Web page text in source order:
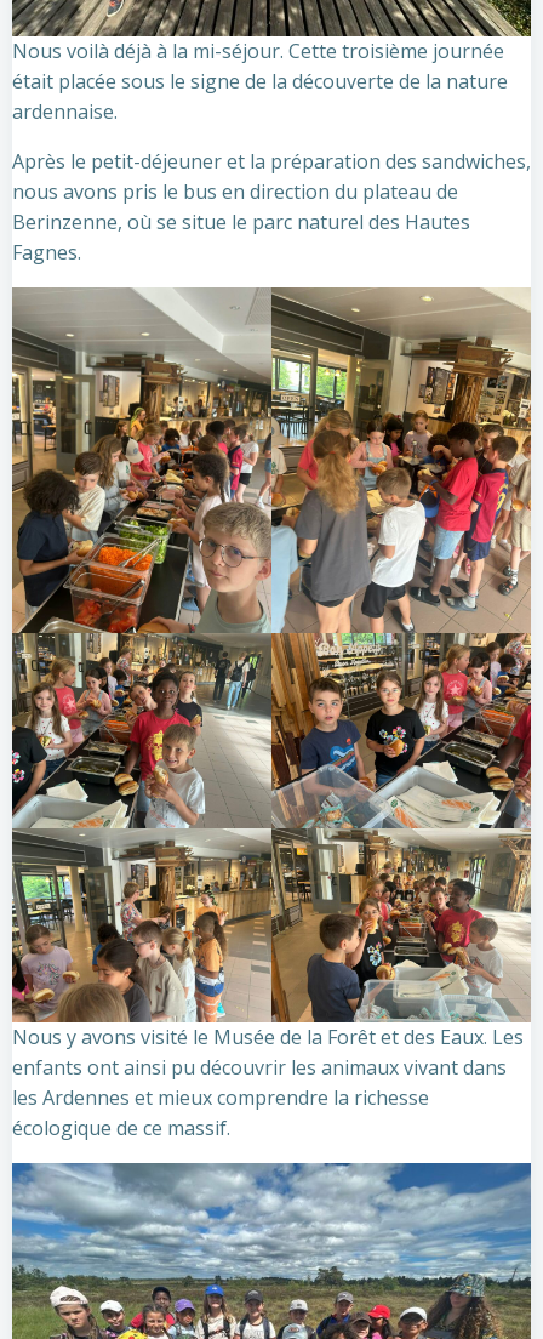
Nous voilà déjà à la mi-séjour. Cette troisième journée
était placée sous le signe de la découverte de la nature
ardennaise.
Après le petit-déjeuner et la préparation des sandwiches,
nous avons pris le bus en direction du plateau de
Berinzenne, où se situe le parc naturel des Hautes
Fagnes.
Nous y avons visité le Musée de la Forêt et des Eaux. Les
enfants ont ainsi pu découvrir les animaux vivant dans
les Ardennes et mieux comprendre la richesse
écologique de ce massif.